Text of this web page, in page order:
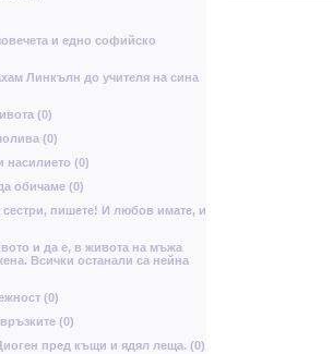
ш
у
Ч
щ
и едно софийско
Линкълн до учителя на сина
(0)
(0)
насилието (0)
обичаме (0)
сестри, пишете! И любов имате, и
и да е, в живота на мъжа
Всички останали са нейна
(0)
(0)
пред къщи и ядял леща. (0)